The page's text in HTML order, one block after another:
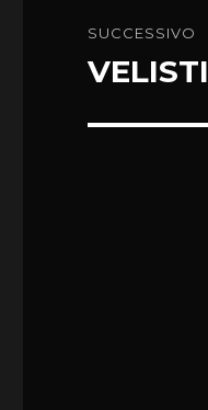
SUCCESSIVO
Articolo
VELISTI